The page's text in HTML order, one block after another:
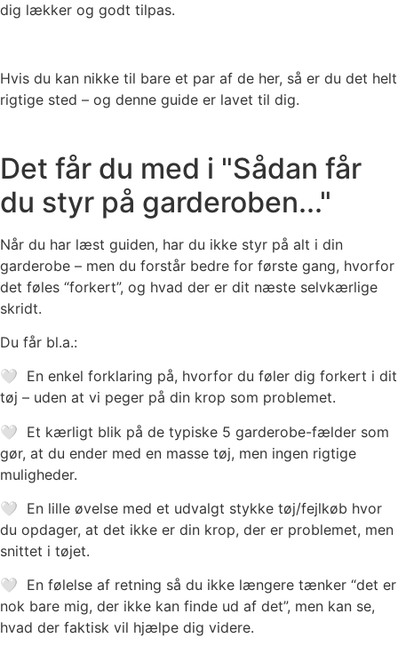
dig lækker og godt tilpas.
Hvis du kan nikke til bare et par af de her, så er du det helt
rigtige sted – og denne guide er lavet til dig.
Det får du med i "Sådan får
du styr på garderoben..."
Når du har læst guiden, har du ikke styr på alt i din
garderobe – men du forstår bedre for første gang, hvorfor
det føles “forkert”, og hvad der er dit næste selvkærlige
skridt.
Du får bl.a.:
🤍 En enkel forklaring på, hvorfor du føler dig forkert i dit
tøj – uden at vi peger på din krop som problemet.
🤍 Et kærligt blik på de typiske 5 garderobe-fælder som
gør, at du ender med en masse tøj, men ingen rigtige
muligheder.
🤍 En lille øvelse med et udvalgt stykke tøj/fejlkøb hvor
du opdager, at det ikke er din krop, der er problemet, men
snittet i tøjet.
🤍 En følelse af retning så du ikke længere tænker “det er
nok bare mig, der ikke kan finde ud af det”, men kan se,
hvad der faktisk vil hjælpe dig videre.